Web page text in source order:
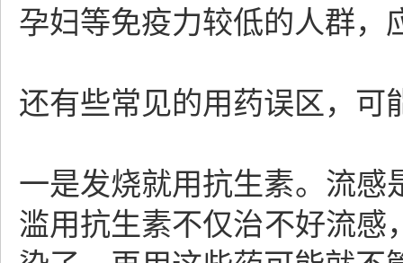
孕妇等免疫力较低的人群，
还有些常见的用药误区，可
一是发烧就用抗生素。流感
滥用抗生素不仅治不好流